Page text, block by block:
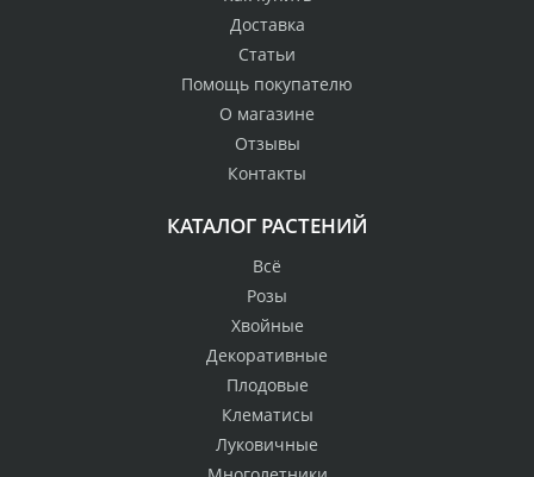
Доставка
Статьи
Помощь покупателю
О магазине
Отзывы
Контакты
КАТАЛОГ РАСТЕНИЙ
Всё
Розы
Хвойные
Декоративные
Плодовые
Клематисы
Луковичные